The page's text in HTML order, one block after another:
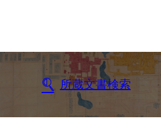
所蔵文書検索